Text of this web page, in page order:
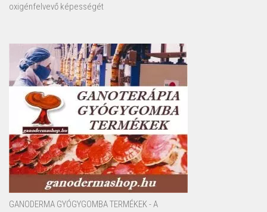
oxigénfelvevő képességét
GANODERMA GYÓGYGOMBA TERMÉKEK - A